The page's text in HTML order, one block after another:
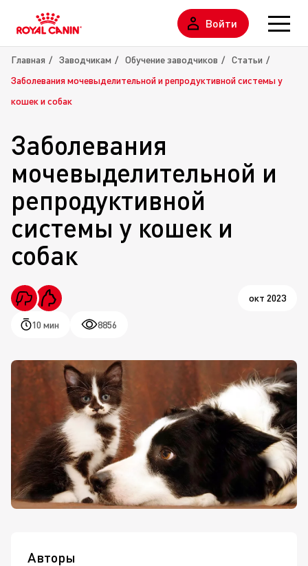
Войти
Главная Заводчикам Обучение заводчиков
Статьи
Заболевания мочевыделительной и репродуктивной системы у
кошек и собак
Заболевания
мочевыделительной и
репродуктивной
системы у кошек и
собак
10 мин 8856
окт 2023
Авторы